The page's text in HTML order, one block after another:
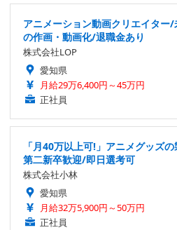
アニメーション動画クリエイター
の作画・動画化/退職金あり
株式会社LOP
愛知県
月給29万6,400円～45万円
正社員
「月40万以上可!」アニメグッズ
第二新卒歓迎/即日選考可
株式会社小林
愛知県
月給32万5,900円～50万円
正社員